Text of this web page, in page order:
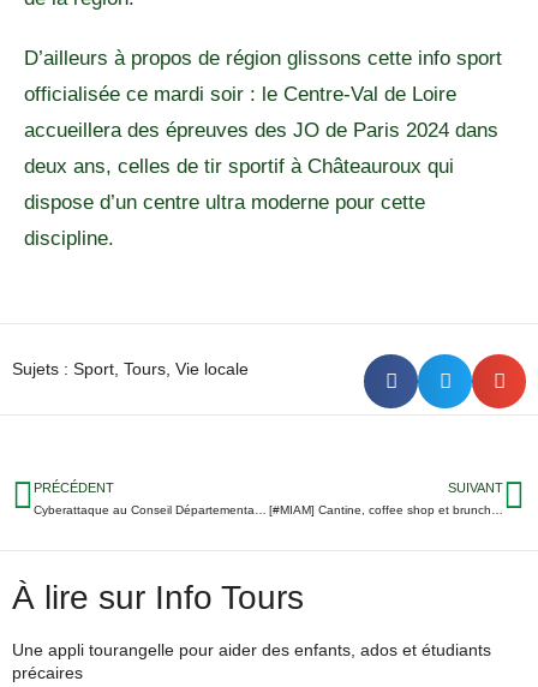
D’ailleurs à propos de région glissons cette info sport
officialisée ce mardi soir : le Centre-Val de Loire
accueillera des épreuves des JO de Paris 2024 dans
deux ans, celles de tir sportif à Châteauroux qui
dispose d’un centre ultra moderne pour cette
discipline.
Sujets : Sport Tours Vie locale
PRÉCÉDENT SUIVANT
À lire sur Info Tours
Une appli tourangelle pour aider des enfants, ados et étudiants
précaires